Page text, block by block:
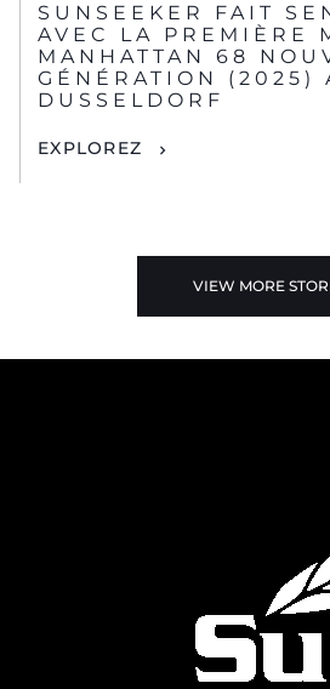
SUNSEEKER FAIT
AVEC LA PREMIÈRE
MANHATTAN 68
GÉNÉRATION (2025)
DUSSELDORF
EXPLOREZ
VIEW MORE